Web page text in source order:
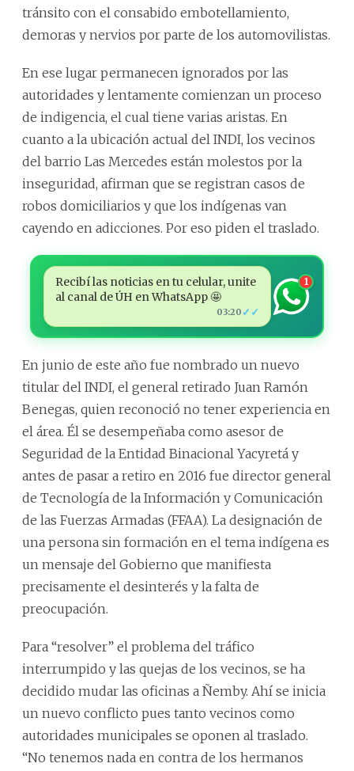
tránsito con el consabido embotellamiento,
demoras y nervios por parte de los automovilistas.
En ese lugar permanecen ignorados por las
autoridades y lentamente comienzan un proceso
de indigencia, el cual tiene varias aristas. En
cuanto a la ubicación actual del INDI, los vecinos
del barrio Las Mercedes están molestos por la
inseguridad, afirman que se registran casos de
robos domiciliarios y que los indígenas van
cayendo en adicciones. Por eso piden el traslado.
Recibí las noticias en tu celular, unite
al canal de ÚH en WhatsApp 🤩
03:20 ✓✓
1
En junio de este año fue nombrado un nuevo
titular del INDI, el general retirado Juan Ramón
Benegas, quien reconoció no tener experiencia en
el área. Él se desempeñaba como asesor de
Seguridad de la Entidad Binacional Yacyretá y
antes de pasar a retiro en 2016 fue director general
de Tecnología de la Información y Comunicación
de las Fuerzas Armadas (FFAA). La designación de
una persona sin formación en el tema indígena es
un mensaje del Gobierno que manifiesta
precisamente el desinterés y la falta de
preocupación.
Para “resolver” el problema del tráfico
interrumpido y las quejas de los vecinos, se ha
decidido mudar las oficinas a Ñemby. Ahí se inicia
un nuevo conflicto pues tanto vecinos como
autoridades municipales se oponen al traslado.
“No tenemos nada en contra de los hermanos